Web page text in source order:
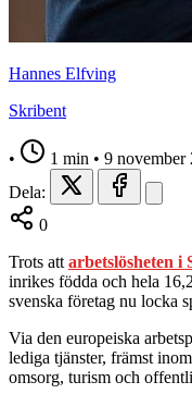
Hannes Elfving
Skribent
• 1 min • 9 november
Dela:
0
Trots att arbetslösheten i
inrikes födda och hela
svenska företag nu locka
Via den europeiska
lediga tjänster, främst
omsorg, turism och